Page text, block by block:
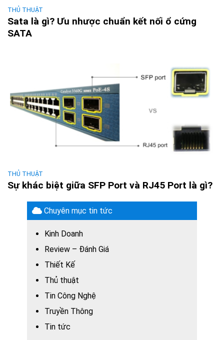
THỦ THUẬT
Sata là gì? Ưu nhược chuẩn kết nối ổ cứng
SATA
THỦ THUẬT
Sự khác biệt giữa SFP Port và RJ45 Port là gì?
Chuyên mục tin tức
Kinh Doanh
Review – Đánh Giá
Thiết Kế
Thủ thuật
Tin Công Nghệ
Truyền Thông
Tin tức